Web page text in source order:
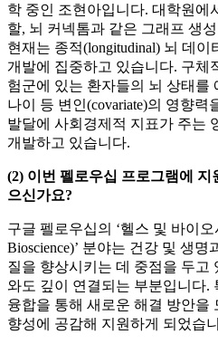
학 중인 조현아입니다. 대학원에
할, 뇌 커넥톰과 같은 그래프 생
현재는 종적(longitudinal) 뇌 데
개발에 집중하고 있습니다. 구체
험군에 있는 환자들의 뇌 상태를
나이 등 변인(covariate)의 영향력
발달에 사회경제적 지표가 주는
개발하고 있습니다.
(2) 이번 펠로우십 프로그램에
으신가요?
구글 펠로우십의 ‘헬스 및 바이
Bioscience)’ 분야는 건강 및 생
질을 향상시키는 데 중점을 두고
와도 깊이 연결되는 부분입니다.
융합을 통해 새로운 해결 방안을
향성에 공감해 지원하게 되었습